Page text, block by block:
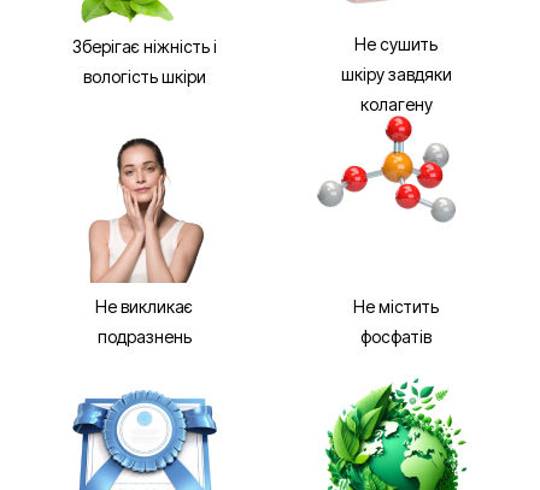
Зберігає ніжність і
вологість шкіри
Не сушить
шкіру завдяки
колагену
Не викликає
подразнень
Не містить
фосфатів